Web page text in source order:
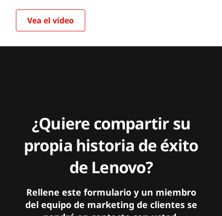
Vea el vídeo
¿Quiere compartir su
propia historia de éxito
de Lenovo?
Rellene este formulario y un miembro
del equipo de marketing de clientes se